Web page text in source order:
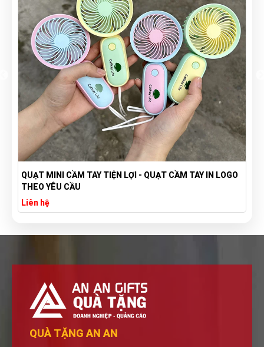
QUẠT MINI CẦM TAY TIỆN LỢI - QUẠT CẦM TAY IN LOGO
THEO YÊU CẦU
Liên hệ
QUÀ TẶNG AN AN